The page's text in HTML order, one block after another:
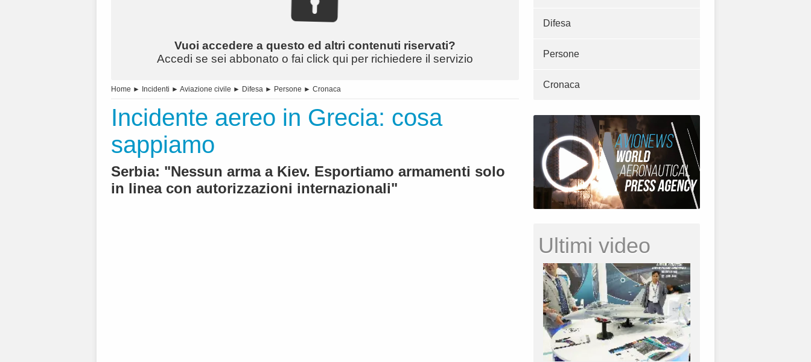
Vuoi accedere a questo ed altri contenuti riservati?
Accedi se sei abbonato o fai click qui per richiedere il servizio
Home ► Incidenti ► Aviazione civile ► Difesa ► Persone ► Cronaca
Incidente aereo in Grecia: cosa
sappiamo
Serbia: "Nessun arma a Kiev. Esportiamo armamenti solo
in linea con autorizzazioni internazionali"
Difesa
Persone
Cronaca
Ultimi video